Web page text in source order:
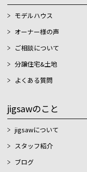
モデルハウス
オーナー様の声
ご相談について
分譲住宅&土地
よくある質問
jigsawのこと
jigsawについて
スタッフ紹介
ブログ